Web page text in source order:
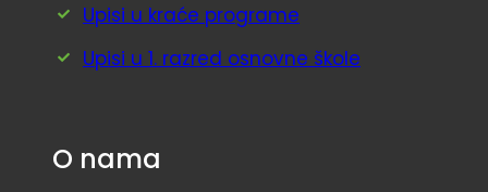
Upisi u kraće programe
Upisi u 1. razred osnovne škole
O nama